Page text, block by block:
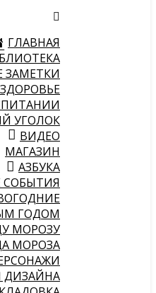
ГЛАВНАЯ
ЗАМЕТКИ
УГОЛОК
ВИДЕО
МАГАЗИН
АЗБУКА
СОБЫТИЯ
ГОДОМ
МОРОЗУ
МОРОЗА
ДИЗАЙНА